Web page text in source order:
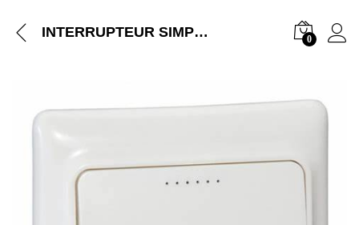
INTERRUPTEUR SIMPLE ALLUMAGE LEGRAND KAPTIKA 0